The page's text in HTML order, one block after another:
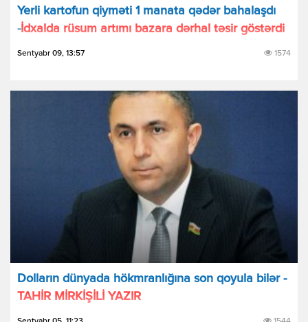
Yerli kartofun qiyməti 1 manata qədər bahalaşdı
-İdxalda rüsum artımı bazara dərhal təsir göstərdi
Sentyabr 09, 13:57 1574
Dolların dünyada hökmranlığına son qoyula bilər -
TAHİR MİRKİŞİLİ YAZIR